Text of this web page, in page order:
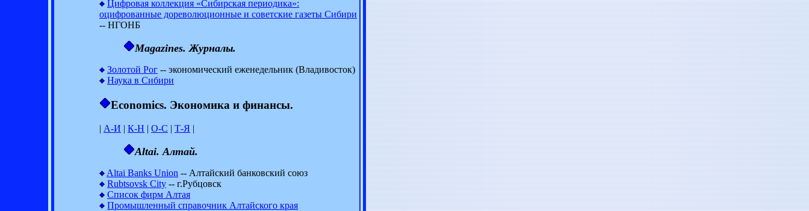
Цифровая коллекция «Сибирская периодика»:
оцифрованные дореволюционные и советские газеты Сибири
-- НГОНБ
Magazines. Журналы.
Золотой Рог -- экономический еженедельник (Владивосток)
Наука в Сибири
Economics. Экономика и финансы.
| А-И | К-Н | О-С | Т-Я |
Altai. Алтай.
Altai Banks Union -- Алтайский банковский союз
Rubtsovsk City -- г.Рубцовск
Список фирм Алтая
Промышленный справочник Алтайского края